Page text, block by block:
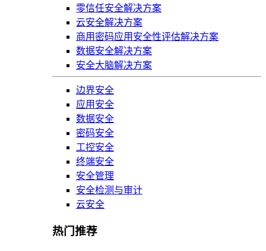
零信任安全解决方案
云安全解决方案
商用密码应用安全性评估解决方案
数据安全解决方案
安全大脑解决方案
边界安全
应用安全
数据安全
密码安全
工控安全
终端安全
安全管理
安全检测与审计
云安全
热门推荐